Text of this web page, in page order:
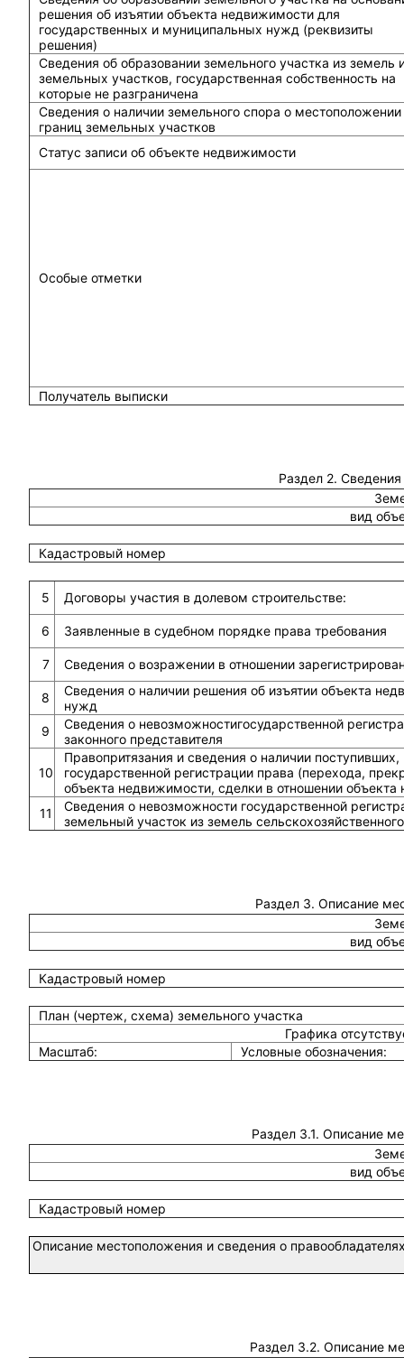
решения об изъятии объекта недвижимости для
государственных и муниципальных нужд (реквизиты
решения)
Сведения об образовании земельного участка из земель
земельных участков, государственная собственность на
которые не разграничена
Сведения о наличии земельного спора о местоположении
границ земельных участков
Статус записи об объекте недвижимости
Особые отметки
Получатель выписки
Раздел 2.
вид
Кадастровый номер
5 Договоры участия в долевом строительстве:
6 Заявленные в судебном порядке права требования
7 Сведения о возражении в отношении
8
Сведения о наличии решения об изъятии объекта
нужд
9
Сведения о невозможностигосударственной
законного представителя
10
Правопритязания и сведения о наличии
государственной регистрации права (перехода,
объекта недвижимости, сделки в отношении
11
Сведения о невозможности государственной
земельный участок из земель
Раздел 3. Описание
вид
Кадастровый номер
План (чертеж, схема) земельного участка
Графика
Масштаб:
Условные обозначения:
Раздел 3.1. Описание
вид
Кадастровый номер
Описание местоположения и сведения о
Раздел 3.2. Описание